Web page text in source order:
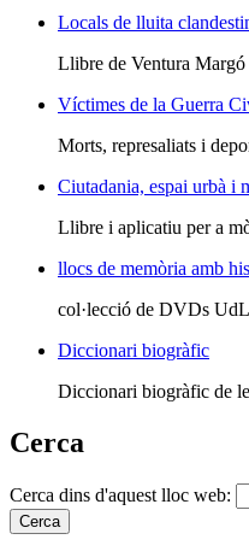
Locals de lluita
Llibre de Ventura
Víctimes de la Guerra
Morts, represaliats i
Ciutadania, espai urbà i
Llibre i aplicatiu per a
llocs de memòria amb
col·lecció de DVDs UdL
Diccionari biogràfic
Diccionari biogràfic de
Cerca
Cerca dins d'aquest lloc web: